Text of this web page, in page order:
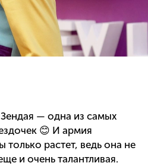
— одна из самых
😊 И армия
только растет, ведь она не
и очень талантливая.